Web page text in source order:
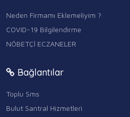
Neden Firmamı Eklemeliyim ?
COVID-19 Bilgilendirme
NÖBETÇİ ECZANELER
Bağlantılar
Toplu Sms
Bulut Santral Hizmetleri